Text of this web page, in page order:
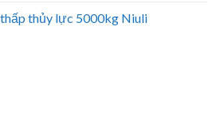
thấp thủy lực 5000kg Niuli